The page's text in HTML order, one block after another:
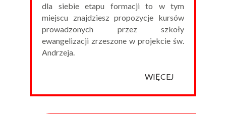
dla siebie etapu formacji to w tym
miejscu znajdziesz propozycje kursów
prowadzonych przez szkoły
ewangelizacji zrzeszone w projekcie św.
Andrzeja.
WIĘCEJ